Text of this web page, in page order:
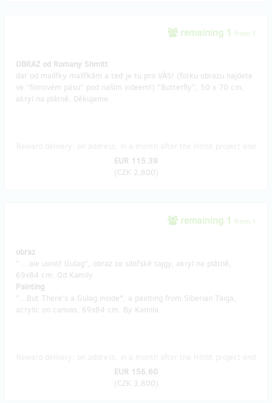
remaining 1 from 1
OBRAZ od Romany Shmitt
dar od malířky malířkám a teď je tu pro VÁS! (fotku obrazu najdete
ve "filmovém pásu" pod naším videem!) "Butterfly", 50 x 70 cm,
akryl na plátně. Děkujeme.
EUR 115.39
(CZK 2,800)
remaining 1 from 1
obraz
"....ale uvnitř Gulag", obraz ze sibiřské tajgy, akryl na plátně,
69x84 cm. Od Kamily.
Painting
"...But There's a Gulag inside*, a painting from Siberian Taiga,
acrylic on canvas, 69x84 cm. By Kamila.
EUR 156.60
(CZK 3,800)